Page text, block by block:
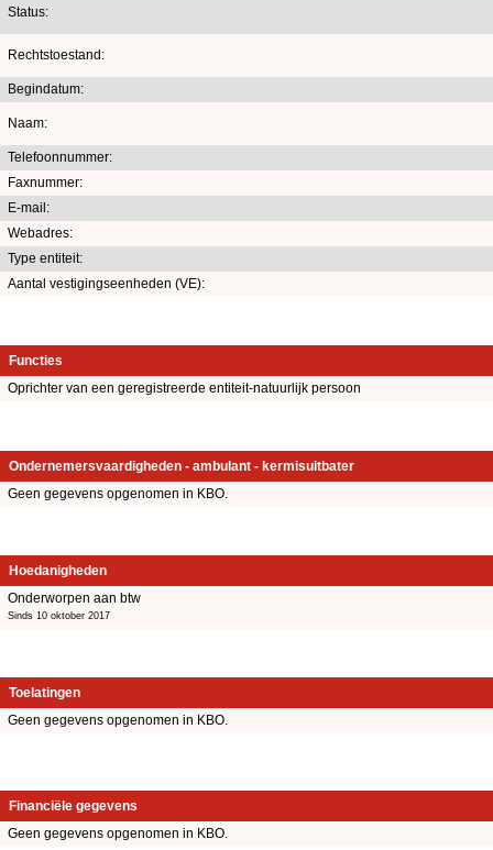
Status:
Rechtstoestand:
Begindatum:
Naam:
Telefoonnummer:
Faxnummer:
E-mail:
Webadres:
Type entiteit:
Aantal vestigingseenheden (VE):
Functies
Oprichter van een geregistreerde entiteit-natuurlijk persoon
Ondernemersvaardigheden - ambulant - kermisuitbater
Geen gegevens opgenomen in KBO.
Hoedanigheden
Onderworpen aan btw
Sinds 10 oktober 2017
Toelatingen
Geen gegevens opgenomen in KBO.
Financiële gegevens
Geen gegevens opgenomen in KBO.